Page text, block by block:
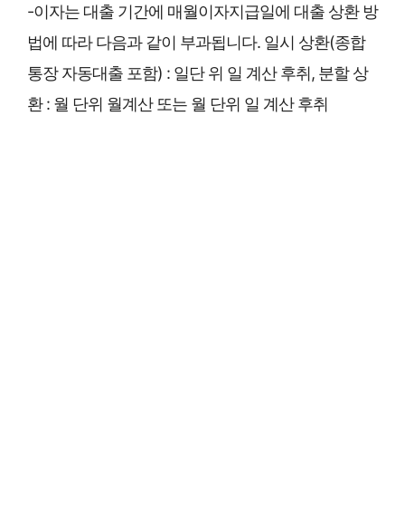
-이자는 대출 기간에 매월이자지급일에 대출 상환 방
법에 따라 다음과 같이 부과됩니다. 일시 상환(종합
통장 자동대출 포함) : 일단 위 일 계산 후취, 분할 상
환 : 월 단위 월계산 또는 월 단위 일 계산 후취